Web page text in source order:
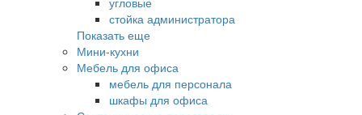
стойка администратора
Показать еще
Мини-кухни
Мебель для офиса
мебель для персонала
шкафы для офиса